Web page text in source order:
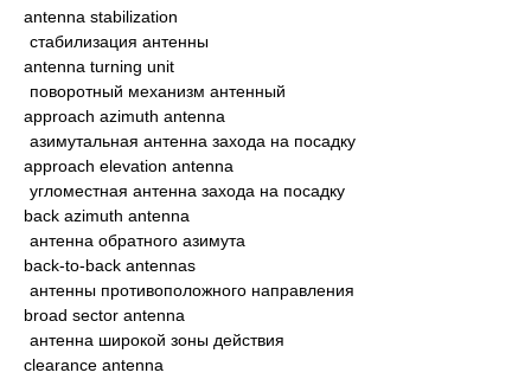
antenna stabilization
стабилизация антенны
antenna turning unit
поворотный механизм антенный
approach azimuth antenna
азимутальная антенна захода на посадку
approach elevation antenna
угломестная антенна захода на посадку
back azimuth antenna
антенна обратного азимута
back-to-back antennas
антенны противоположного направления
broad sector antenna
антенна широкой зоны действия
clearance antenna